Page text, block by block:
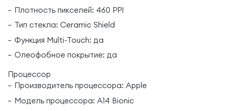
Плотность пикселей: 460 PPI
Тип стекла: Ceramic Shield
Функция Multi-Touch: да
Олеофобное покрытие: да
Процессор
Производитель процессора: Apple
Модель процессора: A14 Bionic